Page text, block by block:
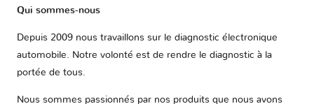
Qui sommes-nous
Depuis 2009 nous travaillons sur le diagnostic électronique
automobile. Notre volonté est de rendre le diagnostic à la
portée de tous.
Nous sommes passionnés par nos produits que nous avons